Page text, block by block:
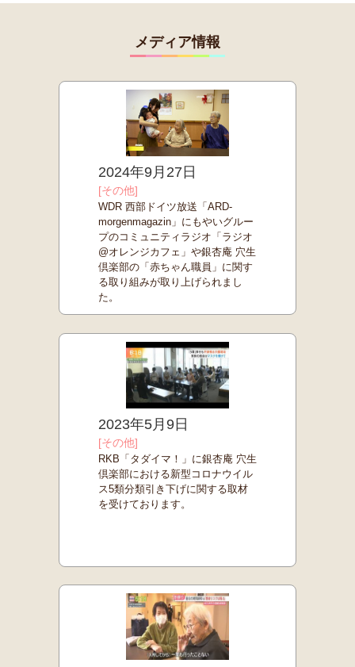
メディア情報
2024年9月27日
[その他]
WDR 西部ドイツ放送「ARD-
morgenmagazin」にもやいグルー
プのコミュニティラジオ「ラジオ
@オレンジカフェ」や銀杏庵 穴生
倶楽部の「赤ちゃん職員」に関す
る取り組みが取り上げられまし
た。
2023年5月9日
[その他]
RKB「タダイマ！」に銀杏庵 穴生
倶楽部における新型コロナウイル
ス5類分類引き下げに関する取材
を受けております。